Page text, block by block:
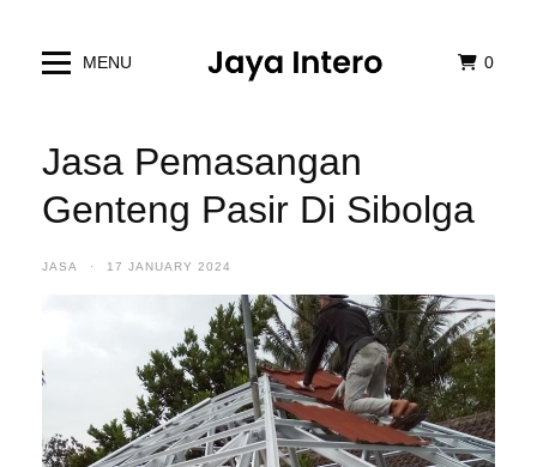
MENU 0
Jasa Pemasangan
Genteng Pasir Di Sibolga
JASA · 17 JANUARY 2024